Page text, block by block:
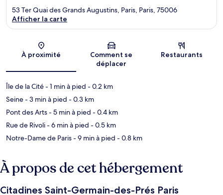
Carte
53 Ter Quai des Grands Augustins, Paris, Paris, 75006
Afficher la carte
À proximité
Comment se
déplacer
Restaurants
Île de la Cité- 1 min à pied - 0.2 km
Seine- 3 min à pied - 0.3 km
Pont des Arts- 5 min à pied - 0.4 km
Rue de Rivoli- 6 min à pied - 0.5 km
Notre-Dame de Paris- 9 min à pied - 0.8 km
À propos de cet hébergement
Citadines Saint-Germain-des-Prés Paris